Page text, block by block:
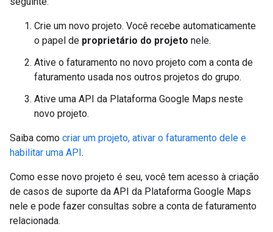
Crie um novo projeto. Você recebe automaticamente
o papel de proprietário do projeto nele.
Ative o faturamento no novo projeto com a conta de
faturamento usada nos outros projetos do grupo.
Ative uma API da Plataforma Google Maps neste
novo projeto.
Saiba como criar um projeto, ativar o faturamento dele e
habilitar uma API.
Como esse novo projeto é seu, você tem acesso à criação
de casos de suporte da API da Plataforma Google Maps
nele e pode fazer consultas sobre a conta de faturamento
relacionada.